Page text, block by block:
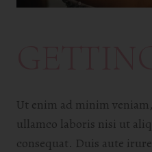
Ut enim ad minim
ullamco laboris nisi ut
consequat. Duis aute